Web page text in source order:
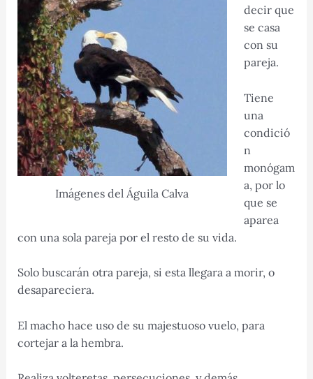
Imágenes del Águila Calva
decir que
se casa
con su
pareja.
Tiene
una
condició
n
monógam
a, por lo
que se
aparea
con una sola pareja por el resto de su vida.
Solo buscarán otra pareja, si esta llegara a morir, o
desapareciera.
El macho hace uso de su majestuoso vuelo, para
cortejar a la hembra.